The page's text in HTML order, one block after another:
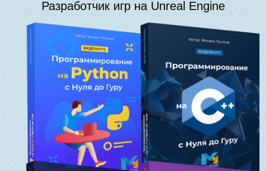
Разработчик игр на Unreal Engine